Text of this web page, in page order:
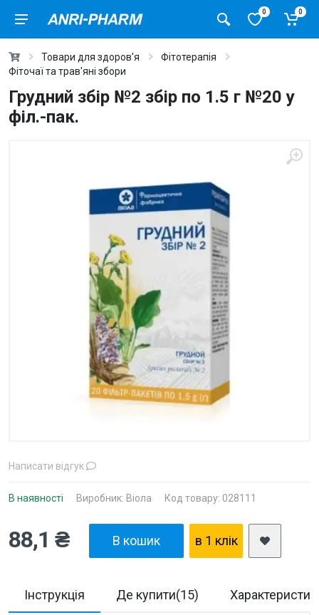
0 0
Товари для здоров'я
Фітотерапія
Фіточаї та трав'яні збори
Грудний збір №2 збір по 1.5 г №20 у
філ.-пак.
Написати відгук
В наявності Виробник: Віола Код товару: 028111
88,1 ₴ В кошик в 1 клiк
Інструкція Де купити(15)